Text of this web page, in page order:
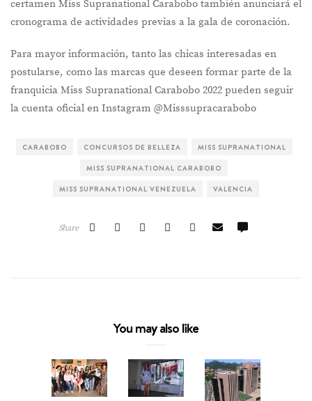
certamen Miss Supranational Carabobo también anunciará el
cronograma de actividades previas a la gala de coronación.
Para mayor información, tanto las chicas interesadas en
postularse, como las marcas que deseen formar parte de la
franquicia Miss Supranational Carabobo 2022 pueden seguir
la cuenta oficial en Instagram @Misssupracarabobo
CARABOBO CONCURSOS DE BELLEZA MISS SUPRANATIONAL
MISS SUPRANATIONAL CARABOBO
MISS SUPRANATIONAL VENEZUELA VALENCIA
Share
You may also like